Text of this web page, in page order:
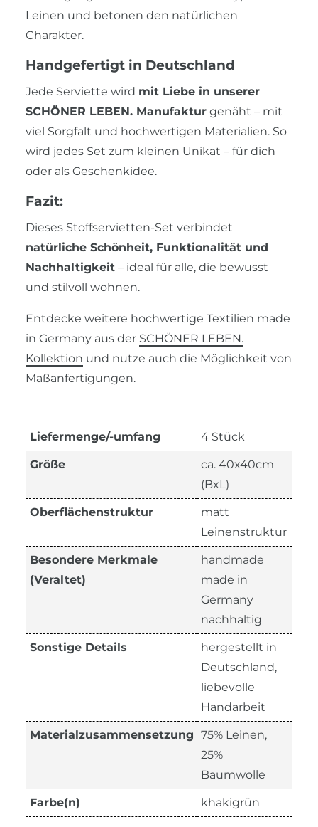
Leinen und betonen den natürlichen
Charakter.
Handgefertigt in Deutschland
Jede Serviette wird mit Liebe in unserer
SCHÖNER LEBEN. Manufaktur genäht – mit
viel Sorgfalt und hochwertigen Materialien. So
wird jedes Set zum kleinen Unikat – für dich
oder als Geschenkidee.
Fazit:
Dieses Stoffservietten-Set verbindet
natürliche Schönheit, Funktionalität und
Nachhaltigkeit – ideal für alle, die bewusst
und stilvoll wohnen.
Entdecke weitere hochwertige Textilien made
in Germany aus der SCHÖNER LEBEN.
Kollektion und nutze auch die Möglichkeit von
Maßanfertigungen.
Liefermenge/-umfang 4 Stück
Größe
ca. 40x40cm
(BxL)
Oberflächenstruktur
matt
Leinenstruktur
Besondere Merkmale
(Veraltet)
handmade
made in
Germany
nachhaltig
Sonstige Details
hergestellt in
Deutschland,
liebevolle
Handarbeit
Materialzusammensetzung 75% Leinen,
25%
Baumwolle
Farbe(n) khakigrün